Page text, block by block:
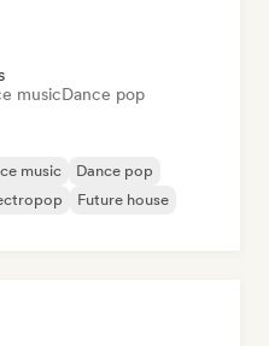
musicDance pop
music
Dance pop
Future house